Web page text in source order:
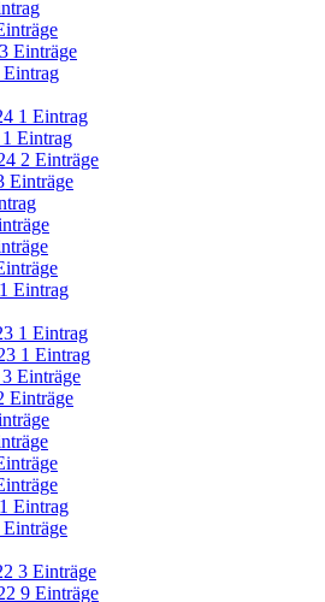
3 Einträge
Eintrag
1 Eintrag
1 Eintrag
2 Einträge
Einträge
1 Eintrag
1 Eintrag
1 Eintrag
3 Einträge
Einträge
1 Eintrag
Einträge
3 Einträge
9 Einträge